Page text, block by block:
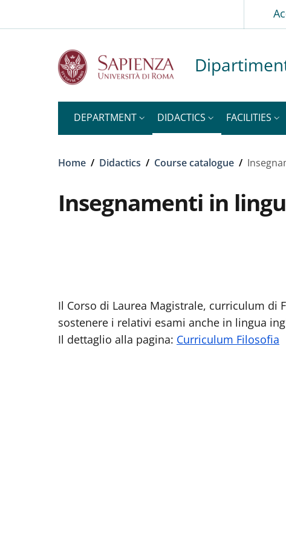
Slim top
DEPARTMENT DIDACTICS FACILITIES
Breadcrumb
Home / Didactics / Course catalogue /
Insegnamenti in
Il Corso di Laurea Magistrale, curriculum
sostenere i relativi esami anche in lingua
Il dettaglio alla pagina: Curriculum Filosofia